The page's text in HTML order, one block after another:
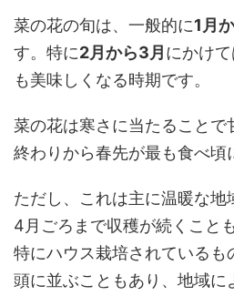
菜の花の旬は、一般的に1月
す。特に2月から3月にかけ
も美味しくなる時期です。
菜の花は寒さに当たることで
終わりから春先が最も食べ頃
ただし、これは主に温暖な地
4月ごろまで収穫が続くこと
特にハウス栽培されているも
頭に並ぶこともあり、地域に